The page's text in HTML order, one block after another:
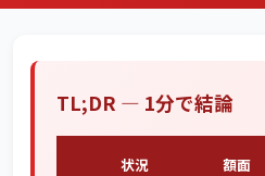
TL;DR — 1分で結論
状況 額面